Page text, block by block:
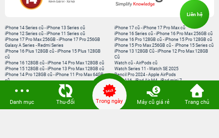
iPhone 14 Series cũ -iPhone 13 Series cũ
iPhone 12 Series cũ -iPhone 11 Series cũ
iPhone 17 Pro Max 256GB -iPhone 17 Pro 256GB
Galaxy A Series - Redmi Series
iPhone 17 cũ -iPhone 17 Pro Max cũ
iPhone 16 Series cũ - iPhone 16 Pro Max 256GB cũ
iPhone 16 Pro 128GB cũ -iPhone 15 Pro 128GB cũ
iPhone 15 Pro Max 256GB cũ - iPhone 15 Series cũ
iPhone 16 Plus 128GB cũ -iPhone 15 Plus 128GB
cũ
iPhone 16 128GB cũ -iPhone 14 Pro Max 128GB cũ
iPhone 15 128GB cũ -iPhone 13 Pro Max 128GB cũ
iPhone 14 Pro 128GB cũ -iPhone 11 Pro Max 64GB
cũ
iPhone 13 128GB Cũ -iPhone 12 Pro Max 128GB
Cũ
Watch cũ -AirPods cũ
Watch Series 11 -Watch SE 2025
Pencil Pro 2024 -Apple AirPods
iPad A16-iPad Air M4-iPad mini 7
iPad Pro M5
MacBook Neo
MacBook Pro M5
MacBook Air M5
Phụ kiện chính hãng
Danh mục Thu-đổi Trong ngày Máy cũ giá rẻ Trang chủ
Liên hệ